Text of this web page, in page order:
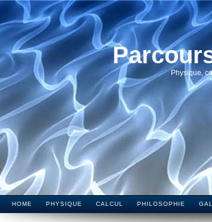
Physique,
HOME PHYSIQUE CALCUL PHILOSOPHIE